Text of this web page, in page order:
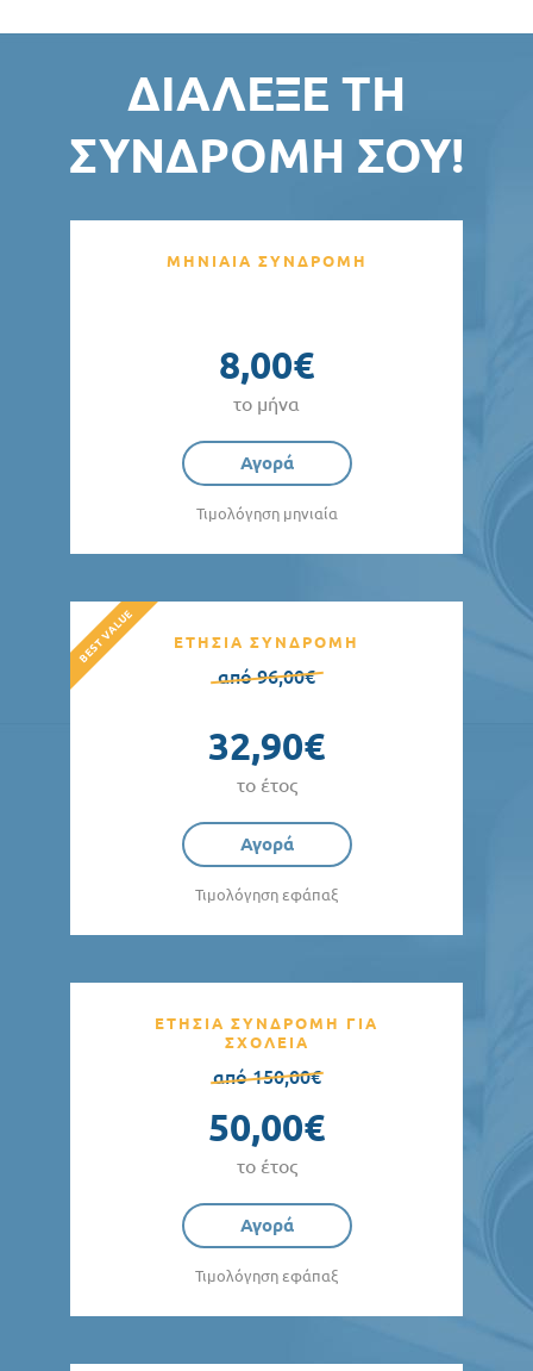
ΔΙΆΛΕΞΕ ΤΗ
ΣΥΝΔΡΟΜΉ ΣΟΥ!
ΜΗΝΙΑΙΑ ΣΥΝΔΡΟΜΗ
8,00€
το μήνα
Αγορά
Τιμολόγηση μηνιαία
ΕΤΗΣΙΑ ΣΥΝΔΡΟΜΗ
από 96,00€
32,90€
το έτος
Αγορά
Τιμολόγηση εφάπαξ
ΕΤΗΣΙΑ ΣΥΝΔΡΟΜΗ ΓΙΑ
ΣΧΟΛΕΙΑ
από 150,00€
50,00€
το έτος
Αγορά
Τιμολόγηση εφάπαξ